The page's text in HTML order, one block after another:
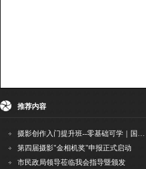
推荐内容
摄影创作入门提升班--零基础可学｜国际评委授课｜手机·相机均可｜AI工具｜摄影比赛指
第四届摄影"金相机奖"申报正式启动
市民政局领导莅临我会指导暨颁发